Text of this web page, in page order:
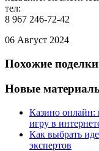
тел:
8 967 246-72-42
06 Август 2024
Похожие поделки
Новые
Казино онлайн:
игру в
Как выбрать
экспертов